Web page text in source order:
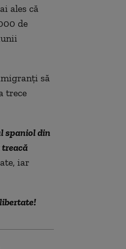
ales că
de
să
trece
spaniol din
iar